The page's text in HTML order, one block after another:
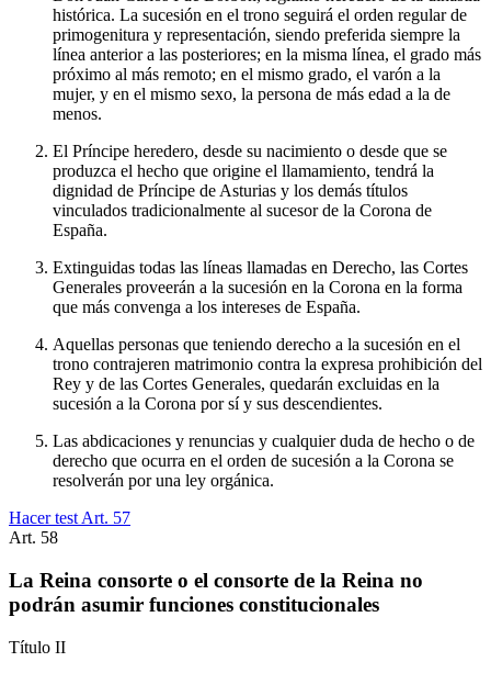
histórica. La sucesión en el trono seguirá el orden regular de
primogenitura y representación, siendo preferida siempre la
línea anterior a las posteriores; en la misma línea, el grado más
próximo al más remoto; en el mismo grado, el varón a la
mujer, y en el mismo sexo, la persona de más edad a la de
menos.
El Príncipe heredero, desde su nacimiento o desde que se
produzca el hecho que origine el llamamiento, tendrá la
dignidad de Príncipe de Asturias y los demás títulos
vinculados tradicionalmente al sucesor de la Corona de
España.
Extinguidas todas las líneas llamadas en Derecho, las Cortes
Generales proveerán a la sucesión en la Corona en la forma
que más convenga a los intereses de España.
Aquellas personas que teniendo derecho a la sucesión en el
trono contrajeren matrimonio contra la expresa prohibición del
Rey y de las Cortes Generales, quedarán excluidas en la
sucesión a la Corona por sí y sus descendientes.
Las abdicaciones y renuncias y cualquier duda de hecho o de
derecho que ocurra en el orden de sucesión a la Corona se
resolverán por una ley orgánica.
Hacer test Art. 57
Art. 58
La Reina consorte o el consorte de la Reina no
podrán asumir funciones constitucionales
Título II